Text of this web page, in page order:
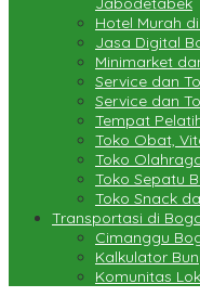
Hotel Murah
Jasa Digital
Minimarket
Service dan
Service dan
Tempat
Toko Obat,
Toko
Toko Sepatu
Toko Snack
Transportasi di
Cimanggu
Kalkulator
Komunitas